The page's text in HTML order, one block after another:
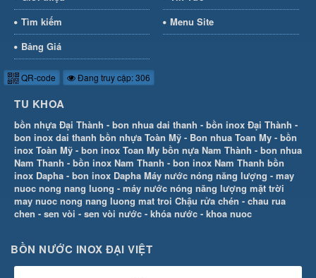
Tìm kiếm
Menu Site
Bảng Giá
QR-code Đang truy cập: 306
TU KHOA
bồn nhựa Đại Thành - bon nhua dai thanh - bồn inox Đại Thành -
bon inox dai thanh bồn nhựa Toàn Mỹ - Bon nhua Toan My - bồn
inox Toàn Mỹ - bon inox Toan My bồn nựa Nam Thành - bon nhua
Nam Thanh - bồn inox Nam Thanh - bon inox Nam Thanh bồn
inox Dapha - bon inox Dapha Máy nước nóng năng lượng - may
nuoc nong nang luong - máy nước nóng năng lượng mặt trời
may nuoc nong nang luong mat troi Chậu rửa chén - chau rua
chen - sen vòi - sen vòi nước - khóa nước - khoa nuoc
BỒN NƯỚC INOX ĐẠI VIỆT